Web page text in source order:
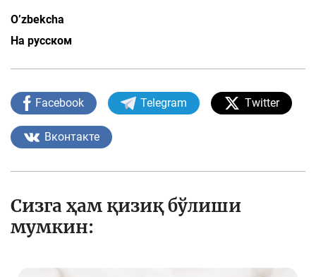
O’zbekcha
На русском
Facebook Telegram Twitter
Вконтакте
Сизга ҳам қизиқ бўлиши
мумкин: